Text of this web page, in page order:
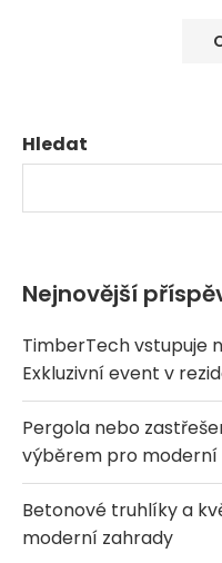
Hledat
Nejnovější
TimberTech vstupuje
Exkluzivní event v
Pergola nebo
výběrem pro moderní
Betonové truhlíky a
moderní zahrady